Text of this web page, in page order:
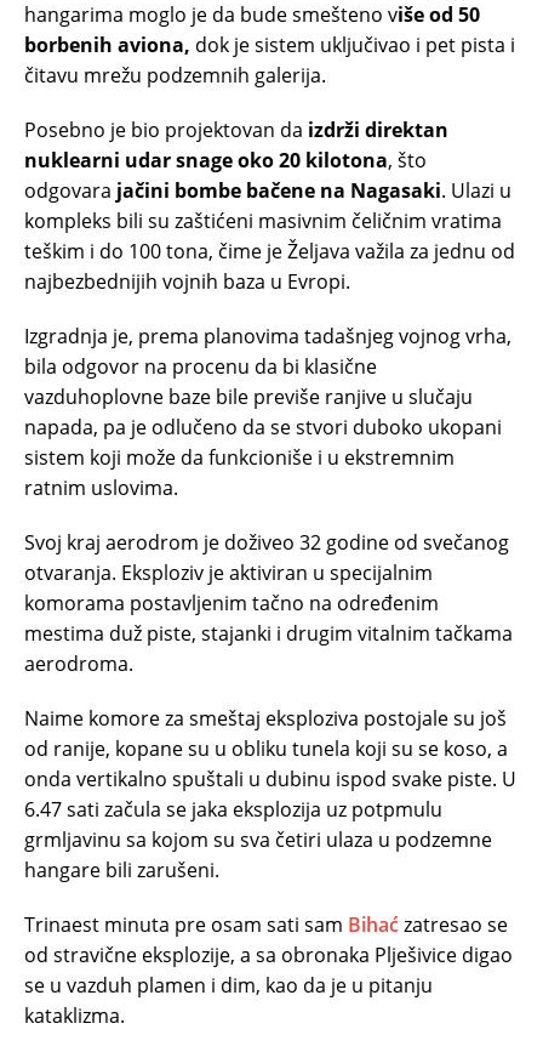
hangarima moglo je da bude smešteno više od 50
borbenih aviona, dok je sistem uključivao i pet pista i
čitavu mrežu podzemnih galerija.
Posebno je bio projektovan da izdrži direktan
nuklearni udar snage oko 20 kilotona, što
odgovara jačini bombe bačene na Nagasaki. Ulazi u
kompleks bili su zaštićeni masivnim čeličnim vratima
teškim i do 100 tona, čime je Željava važila za jednu od
najbezbednijih vojnih baza u Evropi.
Izgradnja je, prema planovima tadašnjeg vojnog vrha,
bila odgovor na procenu da bi klasične
vazduhoplovne baze bile previše ranjive u slučaju
napada, pa je odlučeno da se stvori duboko ukopani
sistem koji može da funkcioniše i u ekstremnim
ratnim uslovima.
Svoj kraj aerodrom je doživeo 32 godine od svečanog
otvaranja. Eksploziv je aktiviran u specijalnim
komorama postavljenim tačno na određenim
mestima duž piste, stajanki i drugim vitalnim tačkama
aerodroma.
Naime komore za smeštaj eksploziva postojale su još
od ranije, kopane su u obliku tunela koji su se koso, a
onda vertikalno spuštali u dubinu ispod svake piste. U
6.47 sati začula se jaka eksplozija uz potpmulu
grmljavinu sa kojom su sva četiri ulaza u podzemne
hangare bili zarušeni.
Trinaest minuta pre osam sati sam Bihaćzatresao se
od stravične eksplozije, a sa obronaka Plješivice digao
se u vazduh plamen i dim, kao da je u pitanju
kataklizma.